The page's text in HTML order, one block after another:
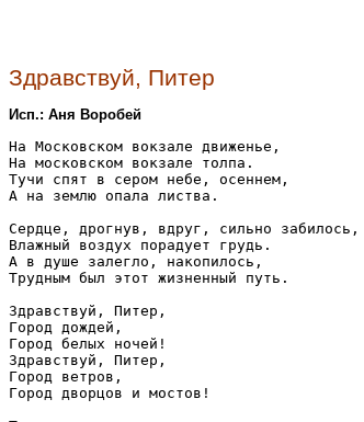
Здравствуй, Питер
Исп.: Аня Воробей
На Московском вокзале движенье,
На московском вокзале толпа.
Тучи спят в сером небе, осеннем,
А на землю опала листва.
Сердце, дрогнув, вдруг, сильно забилось,
Влажный воздух порадует грудь.
А в душе залегло, накопилось,
Трудным был этот жизненный путь.
Здравствуй, Питер,
Город дождей,
Город белых ночей!
Здравствуй, Питер,
Город ветров,
Город дворцов и мостов!